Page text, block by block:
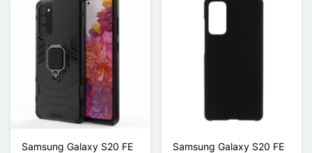
Samsung Galaxy S20 FE
Samsung Galaxy S20 FE